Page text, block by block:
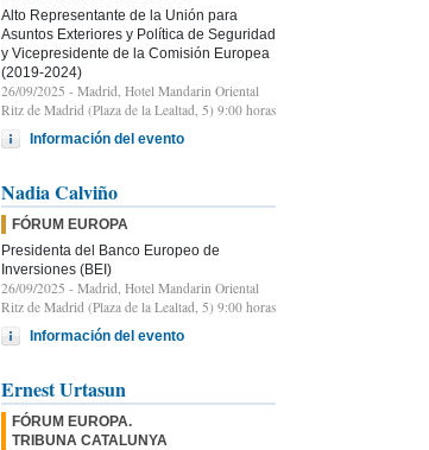
Alto Representante de la Unión para
Asuntos Exteriores y Política de Seguridad
y Vicepresidente de la Comisión Europea
(2019-2024)
26/09/2025 - Madrid, Hotel Mandarin Oriental
Ritz de Madrid (Plaza de la Lealtad, 5) 9:00 horas
Información del evento
Nadia Calviño
FÓRUM EUROPA
Presidenta del Banco Europeo de
Inversiones (BEI)
26/09/2025 - Madrid, Hotel Mandarin Oriental
Ritz de Madrid (Plaza de la Lealtad, 5) 9:00 horas
Información del evento
Ernest Urtasun
FÓRUM EUROPA.
TRIBUNA CATALUNYA